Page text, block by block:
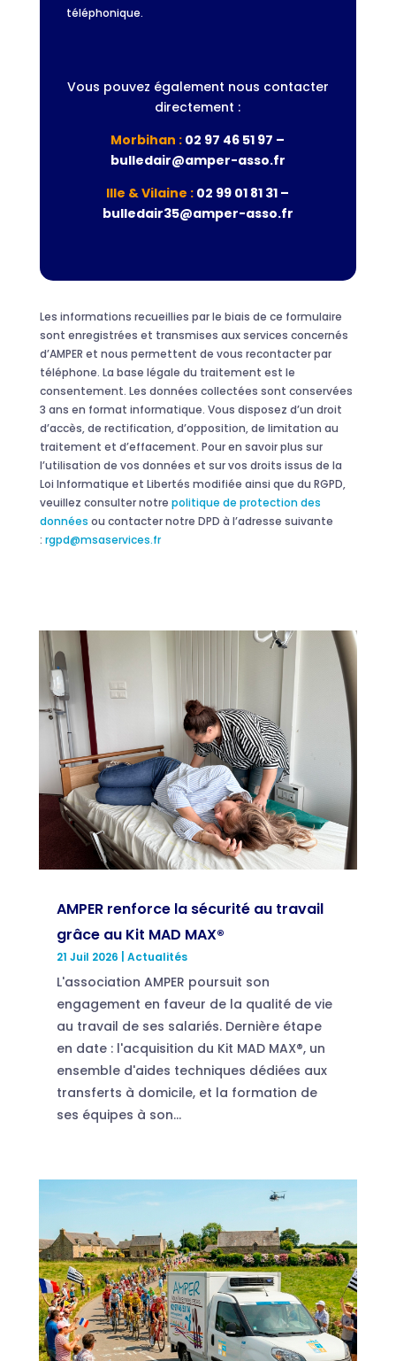
téléphonique.
Vous pouvez également nous contacter
directement :
Morbihan : 02 97 46 51 97 –
bulledair@amper-asso.fr
Ille & Vilaine : 02 99 01 81 31 –
bulledair35@amper-asso.fr
Les informations recueillies par le biais de ce formulaire
sont enregistrées et transmises aux services concernés
d’AMPER et nous permettent de vous recontacter par
téléphone. La base légale du traitement est le
consentement. Les données collectées sont conservées
3 ans en format informatique. Vous disposez d’un droit
d’accès, de rectification, d’opposition, de limitation au
traitement et d’effacement. Pour en savoir plus sur
l’utilisation de vos données et sur vos droits issus de la
Loi Informatique et Libertés modifiée ainsi que du RGPD,
veuillez consulter notre politique de protection des
données ou contacter notre DPD à l’adresse suivante
: rgpd@msaservices.fr
AMPER renforce la sécurité au travail
grâce au Kit MAD MAX®
21 Juil 2026 Actualités
L'association AMPER poursuit son
engagement en faveur de la qualité de vie
au travail de ses salariés. Dernière étape
en date : l'acquisition du Kit MAD MAX®, un
ensemble d'aides techniques dédiées aux
transferts à domicile, et la formation de
ses équipes à son...